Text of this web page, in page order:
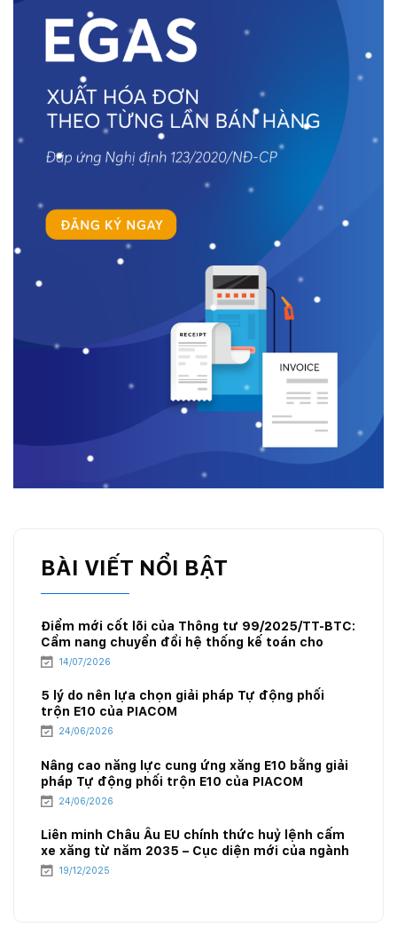
BÀI VIẾT NỔI BẬT
Điểm mới cốt lõi của Thông tư 99/2025/TT-BTC:
Cẩm nang chuyển đổi hệ thống kế toán cho
doanh nghiệp xăng dầu
14/07/2026
5 lý do nên lựa chọn giải pháp Tự động phối
trộn E10 của PIACOM
24/06/2026
Nâng cao năng lực cung ứng xăng E10 bằng giải
pháp Tự động phối trộn E10 của PIACOM
24/06/2026
Liên minh Châu Âu EU chính thức huỷ lệnh cấm
xe xăng từ năm 2035 – Cục diện mới của ngành
năng lượng
19/12/2025